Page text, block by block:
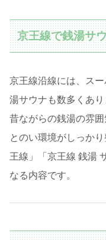
京王線で銭湯サ
京王線沿線には、ス
湯サウナも数多くあり
昔ながらの銭湯の雰
とのい環境がしっか
王線」「京王線 銭湯
なる内容です。